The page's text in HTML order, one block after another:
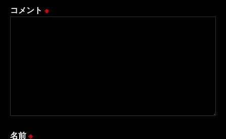
コメント ※
名前※